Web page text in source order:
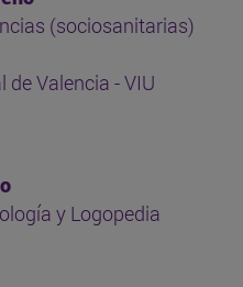
(sociosanitarias)
Valencia - VIU
y Logopedia